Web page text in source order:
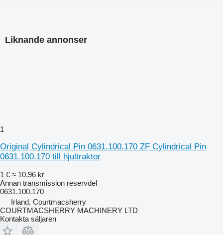
Liknande annonser
1
Original Cylindrical Pin 0631.100.170 ZF Cylindrical Pin
0631.100.170 till hjultraktor
1 € ≈ 10,96 kr
Annan transmission reservdel
0631.100.170
Irland, Courtmacsherry
COURTMACSHERRY MACHINERY LTD
Kontakta säljaren